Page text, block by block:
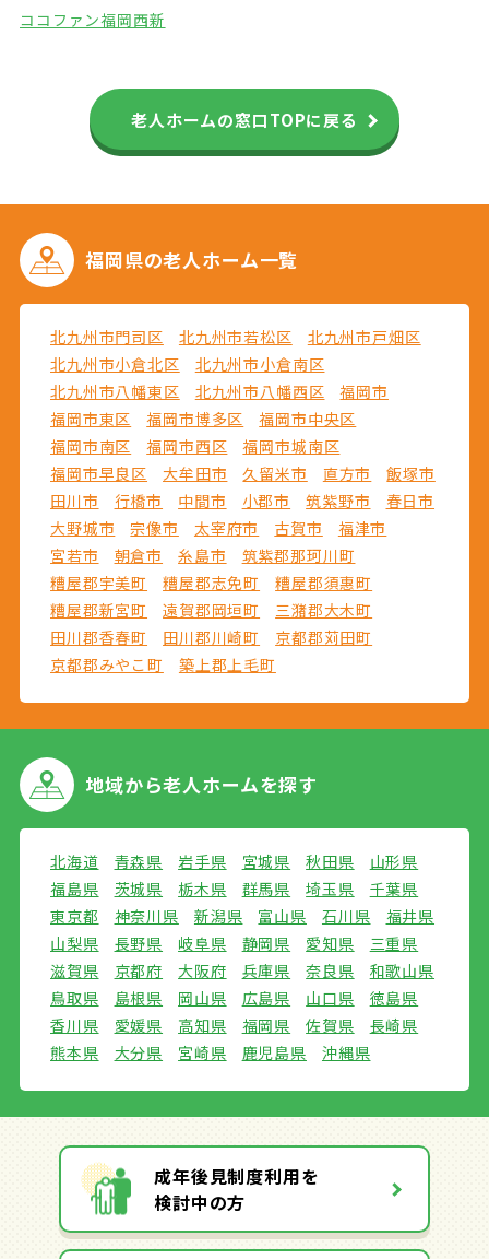
ココファン福岡西新
老人ホームの窓口TOPに戻る
福岡県の老人ホーム一覧
北九州市門司区 北九州市若松区
北九州市戸畑区
北九州市小倉北区
北九州市小倉南区
北九州市八幡東区
北九州市八幡西区
福岡市
福岡市東区
福岡市博多区
福岡市中央区
福岡市南区
福岡市西区
福岡市城南区
福岡市早良区
大牟田市 久留米市 直方市
飯塚市
田川市
行橋市 中間市 小郡市 筑紫野市
春日市
大野城市
宗像市 太宰府市 古賀市
福津市
宮若市
朝倉市 糸島市
筑紫郡那珂川町
糟屋郡宇美町
糟屋郡志免町
糟屋郡須惠町
糟屋郡新宮町
遠賀郡岡垣町
三潴郡大木町
田川郡香春町
田川郡川崎町
京都郡苅田町
京都郡みやこ町
築上郡上毛町
地域から老人ホームを探す
北海道 青森県 岩手県 宮城県 秋田県
山形県
福島県
茨城県 栃木県 群馬県 埼玉県
千葉県
東京都
神奈川県 新潟県 富山県 石川県
福井県
山梨県
長野県 岐阜県 静岡県 愛知県
三重県
滋賀県
京都府 大阪府 兵庫県 奈良県
和歌山県
鳥取県
島根県 岡山県 広島県 山口県
徳島県
香川県
愛媛県 高知県 福岡県 佐賀県
長崎県
熊本県
大分県 宮崎県 鹿児島県 沖縄県
成年後見制度利用を
検討中の方